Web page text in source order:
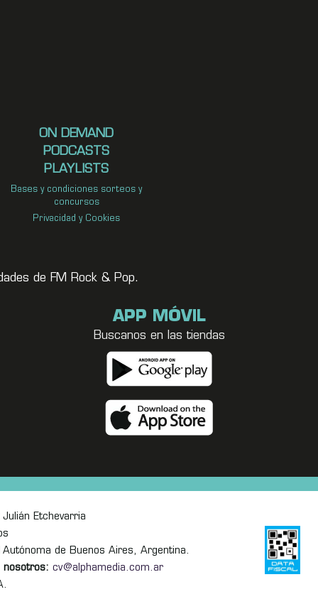
ON DEMAND
PODCASTS
PLAYLISTS
Bases y condiciones sorteos y
concursos
Privacidad y Cookies
de FM Rock & Pop.
APP MÓVIL
Buscanos en las tiendas
Julián Etchevarria
de Buenos Aires, Argentina.
nosotros: cv@alphamedia.com.ar